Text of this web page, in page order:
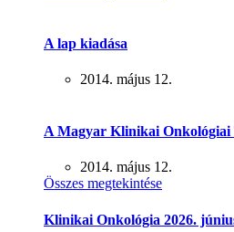
A lap kiadása
2014. május 12.
A Magyar Klinikai Onkológiai
2014. május 12.
Összes megtekintése
Klinikai Onkológia 2026.